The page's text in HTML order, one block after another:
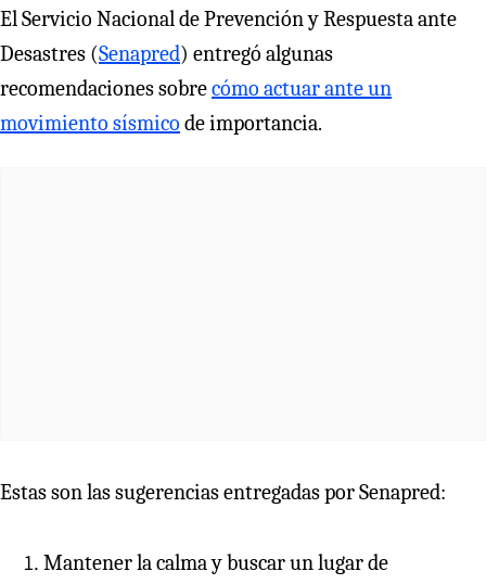
El Servicio Nacional de Prevención y Respuesta ante
Desastres (Senapred) entregó algunas
recomendaciones sobrecómo actuar ante un
movimiento sísmico de importancia.
Estas son las sugerencias entregadas por Senapred:
Mantener la calma y buscar un lugar de